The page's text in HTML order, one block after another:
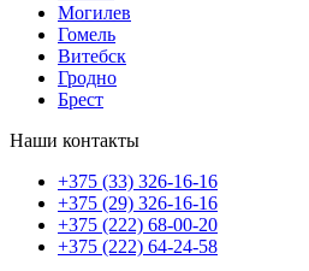
Могилев
Гомель
Витебск
Гродно
Брест
Наши контакты
+375 (33) 326-16-16
+375 (29) 326-16-16
+375 (222) 68-00-20
+375 (222) 64-24-58